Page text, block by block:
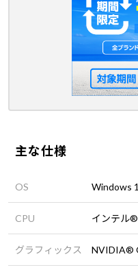
主な仕様
OS Windows
CPU インテル
グラフィックス NVIDIA®